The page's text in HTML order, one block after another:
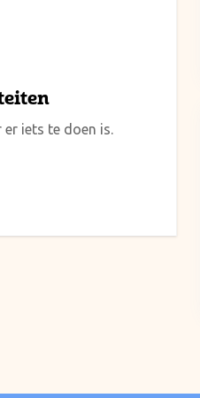
er iets te doen is.